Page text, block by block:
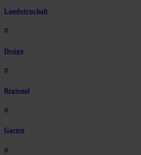
Landwirtschaft
#
Design
#
Regional
#
Garten
#